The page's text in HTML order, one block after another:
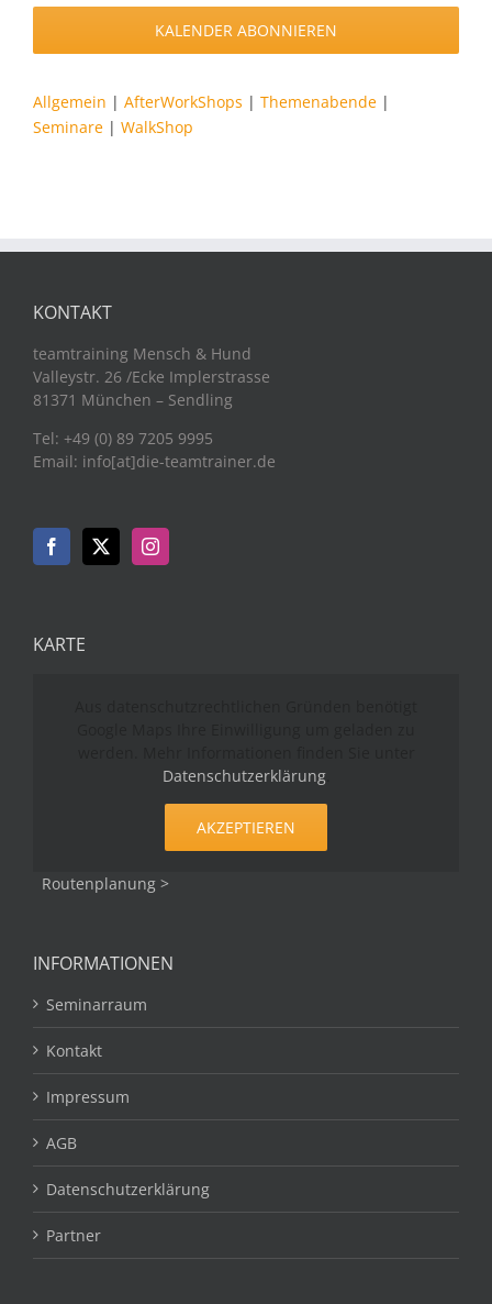
KALENDER ABONNIEREN
Allgemein | AfterWorkShops | Themenabende |
Seminare | WalkShop
KONTAKT
teamtraining Mensch & Hund
Valleystr. 26 /Ecke Implerstrasse
81371 München – Sendling
Tel: +49 (0) 89 7205 9995
Email: info[at]die-teamtrainer.de
KARTE
Datenschutzerklärung.
AKZEPTIEREN
Routenplanung >
INFORMATIONEN
Seminarraum
Kontakt
Impressum
AGB
Datenschutzerklärung
Partner